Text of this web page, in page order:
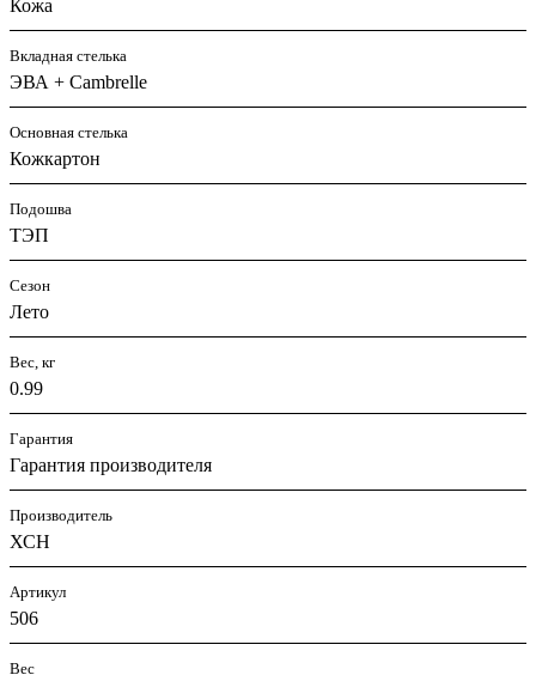
Кожа
Вкладная стелька
ЭВА + Cambrelle
Основная стелька
Кожкартон
Подошва
ТЭП
Сезон
Лето
Вес, кг
0.99
Гарантия
Гарантия производителя
Производитель
ХСН
Артикул
506
Вес